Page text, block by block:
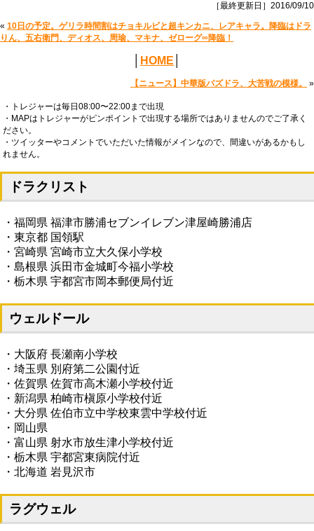
［最終更新日］2016/09/10
« 10日の予定。ゲリラ時間割はチョキルビと超キンカニ、レアキャラ。降臨はドラ
りん、五右衛門、ディオス、周瑜、マキナ、ゼローグ∞降臨！
HOME
【ニュース】中華版パズドラ、大苦戦の模様。 »
・トレジャーは毎日08:00〜22:00まで出現
・MAPはトレジャーがピンポイントで出現する場所ではありませんのでご了承く
ださい。
・ツイッターやコメントでいただいた情報がメインなので、間違いがあるかもし
れません。
ドラクリスト
・福岡県 福津市勝浦セブンイレブン津屋崎勝浦店
・東京都 国領駅
・宮崎県 宮崎市立大久保小学校
・島根県 浜田市金城町今福小学校
・栃木県 宇都宮市岡本郵便局付近
ウェルドール
・大阪府 長瀬南小学校
・埼玉県 別府第二公園付近
・佐賀県 佐賀市高木瀬小学校付近
・新潟県 柏崎市槇原小学校付近
・大分県 佐伯市立中学校東雲中学校付近
・岡山県
・富山県 射水市放生津小学校付近
・栃木県 宇都宮東病院付近
・北海道 岩見沢市
ラグウェル